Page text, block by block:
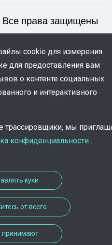
права защищены
cookie для измерения
для предоставления вам
о контенте социальных
и интерактивного
трассировщики, мы
конфиденциальности .
куки
от всего
принимают